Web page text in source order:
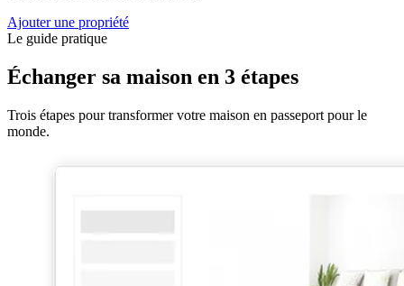
Ajouter une propriété
Le guide pratique
Échanger sa maison en 3 étapes
Trois étapes pour transformer votre maison en passeport pour le
monde.